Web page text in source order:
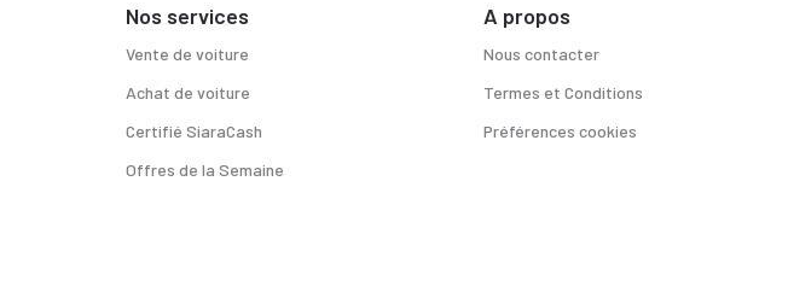
Nos services
Vente de voiture
Achat de voiture
Certifié SiaraCash
Offres de la Semaine
A propos
Nous contacter
Termes et Conditions
Préférences cookies